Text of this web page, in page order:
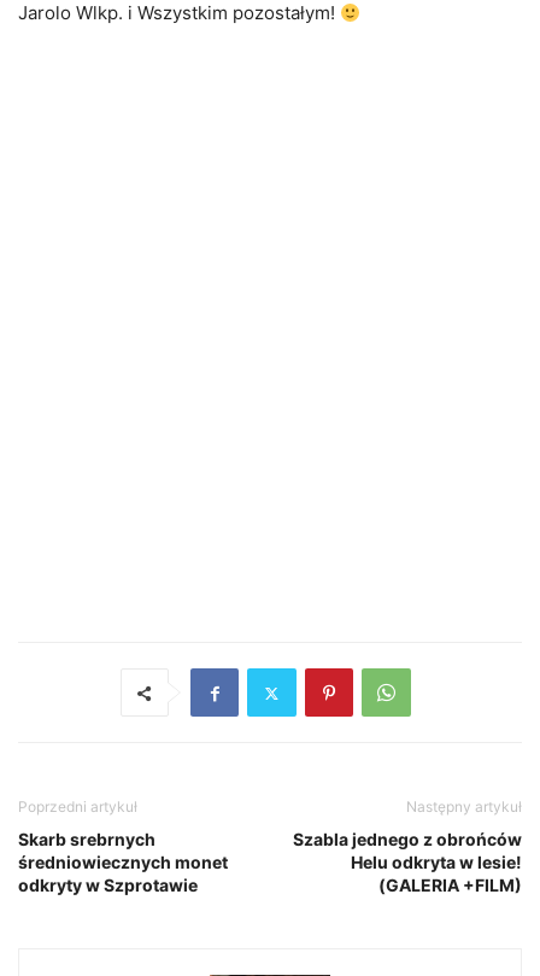
Jarolo Wlkp. i Wszystkim pozostałym!
Poprzedni artykuł
Skarb srebrnych
średniowiecznych monet
odkryty w Szprotawie
Następny artykuł
Szabla jednego z obrońców
Helu odkryta w lesie!
(GALERIA +FILM)